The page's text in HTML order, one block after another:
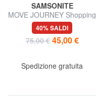
SAMSONITE
MOVE JOURNEY Shopping
Bag ripiegabile
40% SALDI
75,00 € 45,00 €
Spedizione gratuita